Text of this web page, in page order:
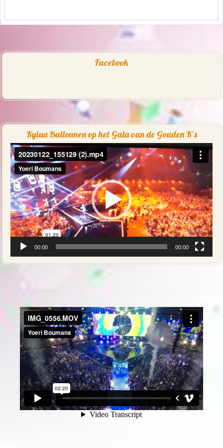
Facebook
Kylua Ballonnen op het Gala van de Gouden K’s
Videospeler
00:00 00:00